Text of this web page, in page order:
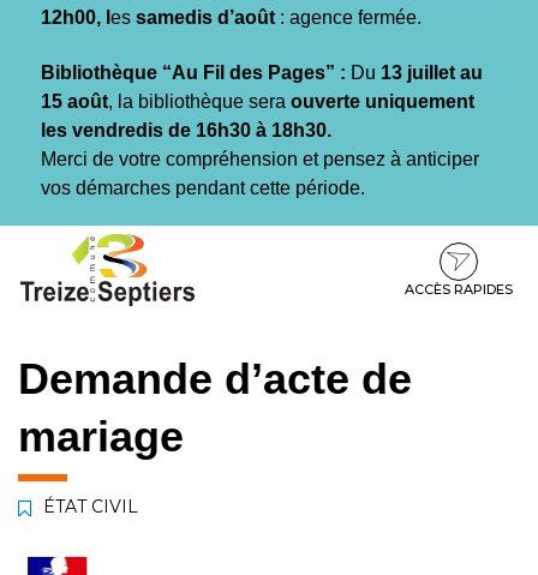
12h00, l es samedis d’août : agence fermée.
Bibliothèque “Au Fil des Pages” : Du 13 juillet au
15 août, la bibliothèque sera ouverte uniquement
les vendredis de 16h30 à 18h30.
Merci de votre compréhension et pensez à anticiper
vos démarches pendant cette période.
contenu
pied
ACCÈS RAPIDES
Demande d’acte de
mariage
ÉTAT CIVIL